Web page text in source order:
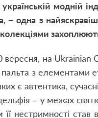
модній
– одна з
вересня, на Ukrainian
пальта з
є автентика,
– у межах
її нестримності